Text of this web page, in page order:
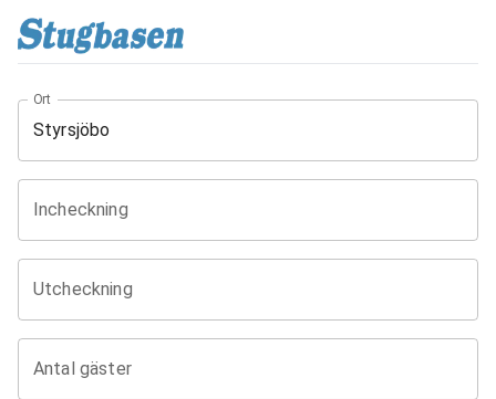
Ort
Incheckning
Utcheckning
Antal gäster